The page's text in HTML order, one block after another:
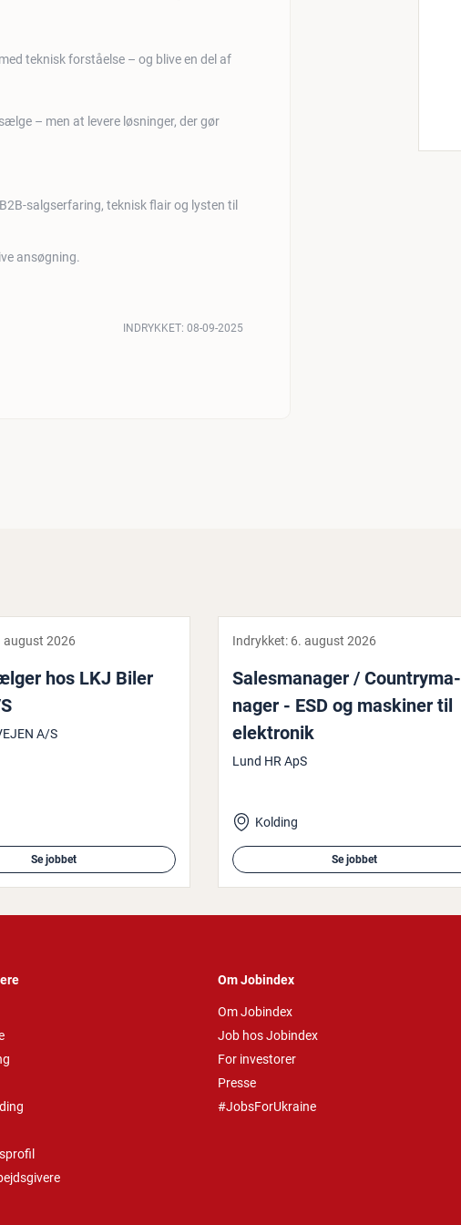
teknisk forståelse – og blive en del af
– men at levere løsninger, der gør
salgserfaring, teknisk flair og lysten til
ansøgning.
INDRYKKET: 08-09-2025
august 2026
hos LKJ Biler
A/S
Se jobbet
Indrykket: 6. august 2026
Sa­les­ma­na­ger / Co­un­try­ma­
na­ger - ESD og maskiner til
elek­tro­nik
Lund HR ApS
Kolding
Se jobbet
Om Jobindex
Om Jobindex
Job hos Jobindex
For investorer
Presse
#JobsForUkraine